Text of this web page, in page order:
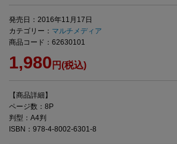
発売日：2016年11月17日
カテゴリー： マルチメディア
商品コード：62630101
1,980 円(税込)
【商品詳細】
ページ数：8P
判型：A4判
ISBN：978-4-8002-6301-8